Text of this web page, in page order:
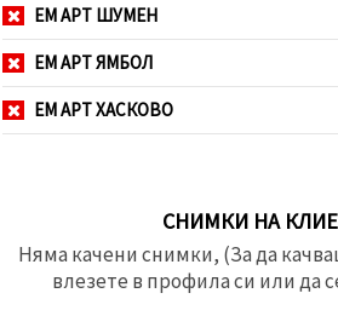
ЕМ АРТ ШУМЕН
ЕМ АРТ ЯМБОЛ
ЕМ АРТ ХАСКОВО
СНИМКИ НА
Няма качени снимки, (За да
влезете в профила си или да